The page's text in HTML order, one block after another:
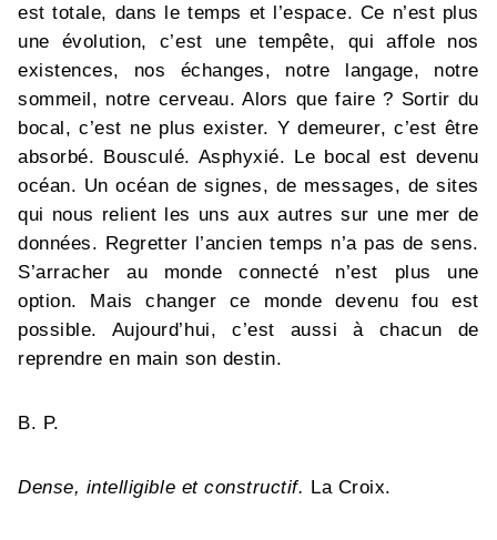
est totale, dans le temps et l’espace. Ce n’est plus
une évolution, c’est une tempête, qui affole nos
existences, nos échanges, notre langage, notre
sommeil, notre cerveau. Alors que faire ? Sortir du
bocal, c’est ne plus exister. Y demeurer, c’est être
absorbé. Bousculé. Asphyxié. Le bocal est devenu
océan. Un océan de signes, de messages, de sites
qui nous relient les uns aux autres sur une mer de
données. Regretter l’ancien temps n’a pas de sens.
S’arracher au monde connecté n’est plus une
option. Mais changer ce monde devenu fou est
possible. Aujourd’hui, c’est aussi à chacun de
reprendre en main son destin.
B. P.
Dense, intelligible et constructif. La Croix.